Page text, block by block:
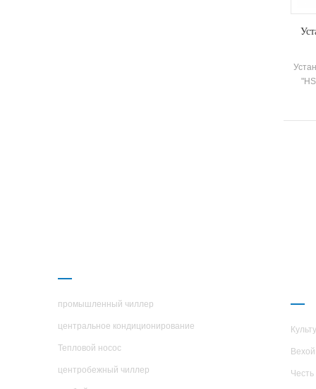
промышленный чиллер
центральное кондиционирование
Тепловой носос
центробежный чиллер
Вехой
Честь